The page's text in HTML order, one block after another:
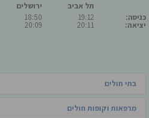
כניסה:
יציאה:
תל אביב
19:12
20:11
ירושלים
18:50
20:09
בתי חולים
מרפאות וקופות חולים